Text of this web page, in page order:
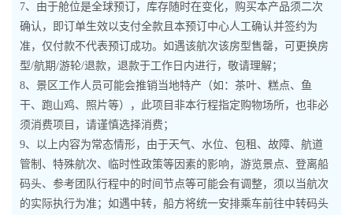
7、由于舱位是全球预订，库存随时在变化，购买本产品须二次
确认，即订单生效以支付全款且本预订中心人工确认并签约为
准，仅付款不代表预订成功。如遇该航次该房型售罄，可更换房
型/航期/游轮/退款，退款于工作日内进行，敬请理解；
8、景区工作人员可能会推销当地特产（如：茶叶、糕点、鱼
干、跑山鸡、照片等），此项目非本行程指定购物场所，也非必
须消费项目，请谨慎选择消费；
9、以上内容为常态情形，由于天气、水位、包租、故障、航道
管制、特殊航次、临时性政策等因素的影响，游览景点、登离船
码头、参考团队行程中的时间节点等可能会有调整，须以当航次
的实际执行为准；如遇中转，船方将统一安排乘车前往中转码头